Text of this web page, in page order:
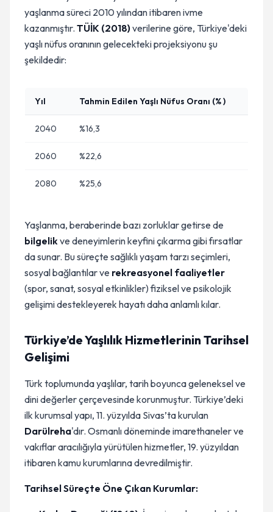
yaşlanma süreci 2010 yılından itibaren ivme
kazanmıştır. TÜİK (2018)verilerine göre, Türkiye'deki
yaşlı nüfus oranının gelecekteki projeksiyonu şu
şekildedir:
Yıl Tahmin Edilen Yaşlı Nüfus Oranı (% )
2040 %16,3
2060 %22,6
2080 %25,6
Yaşlanma, beraberinde bazı zorluklar getirse de
bilgelikve deneyimlerin keyfini çıkarma gibi fırsatlar
da sunar. Bu süreçte sağlıklı yaşam tarzı seçimleri,
sosyal bağlantılar ve rekreasyonel faaliyetler
(spor, sanat, sosyal etkinlikler) fiziksel ve psikolojik
gelişimi destekleyerek hayatı daha anlamlı kılar.
Türkiye’de Yaşlılık Hizmetlerinin Tarihsel
Gelişimi
Türk toplumunda yaşlılar, tarih boyunca geleneksel ve
dini değerler çerçevesinde korunmuştur. Türkiye’deki
ilk kurumsal yapı, 11. yüzyılda Sivas’ta kurulan
Darülreha'dır. Osmanlı döneminde imarethaneler ve
vakıflar aracılığıyla yürütülen hizmetler, 19. yüzyıldan
itibaren kamu kurumlarına devredilmiştir.
Tarihsel Süreçte Öne Çıkan Kurumlar: